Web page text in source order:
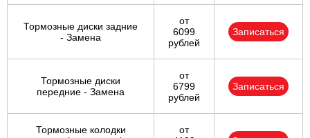
Тормозные диски задние
- Замена
от
6099
рублей
Записаться
Тормозные диски
передние - Замена
от
6799
рублей
Записаться
Тормозные колодки
от